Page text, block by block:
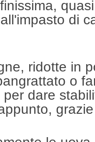
di
ridotte in
o
dare